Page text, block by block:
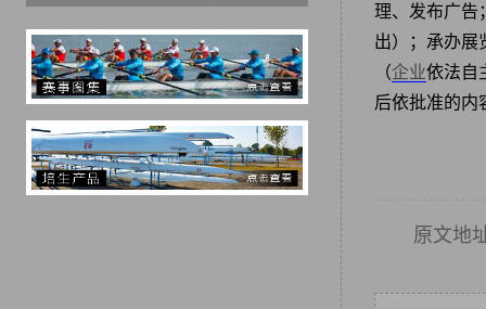
理、发布广告
出）；承办展
（企业依法自
后依批准的内
原文地